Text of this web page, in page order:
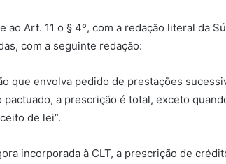
11 o § 4º, com a redação literal da
com a seguinte redação:
que envolva pedido de prestações
a prescrição é total, exceto
de lei”.
incorporada à CLT, a prescrição de